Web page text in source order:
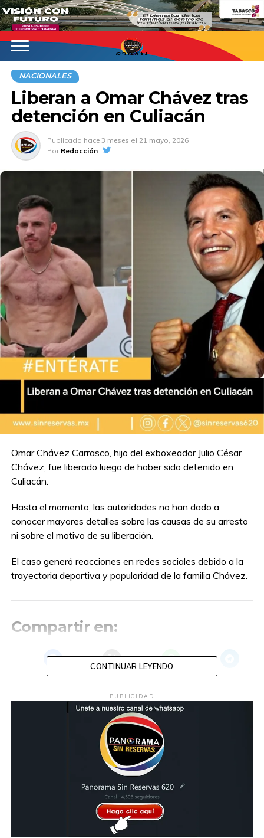
620AM
NACIONALES
Liberan a Omar Chávez tras
detención en Culiacán
Publicado hace 3 meses el 21 mayo, 2026
Por Redacción
Omar Chávez Carrasco, hijo del exboxeador Julio César
Chávez, fue liberado luego de haber sido detenido en
Culiacán.
Hasta el momento, las autoridades no han dado a
conocer mayores detalles sobre las causas de su arresto
ni sobre el motivo de su liberación.
El caso generó reacciones en redes sociales debido a la
trayectoria deportiva y popularidad de la familia Chávez.
Compartir en:
BOX
CULIACAN
OMAR CHAVEZ
Granizada y fuertes lluvias desatan caos vial
en Pachuca y Mineral de la Reforma
Morena buscaría evaluar a todos sus
candidatos: Ariadna Montiel
CONTINUAR LEYENDO
PUBLICIDAD